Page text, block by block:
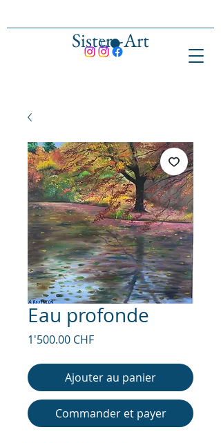
Sisters-Art
Eau profonde
1'500.00 CHFPrix
Ajouter au panier
Commander et payer